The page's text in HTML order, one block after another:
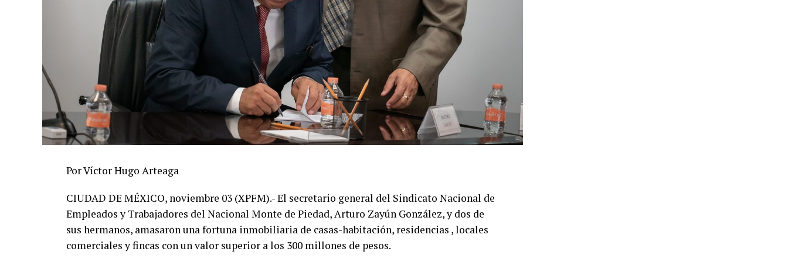
Por Víctor Hugo Arteaga
CIUDAD DE MÉXICO, noviembre 03 (XPFM).- El secretario general del Sindicato Nacional de
Empleados y Trabajadores del Nacional Monte de Piedad, Arturo Zayún González, y dos de
sus hermanos, amasaron una fortuna inmobiliaria de casas-habitación, residencias , locales
comerciales y fincas con un valor superior a los 300 millones de pesos.